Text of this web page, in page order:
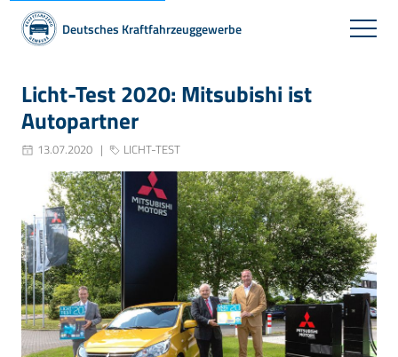
Deutsches Kraftfahrzeuggewerbe
Licht-Test 2020: Mitsubishi ist
Autopartner
13.07.2020 LICHT-TEST